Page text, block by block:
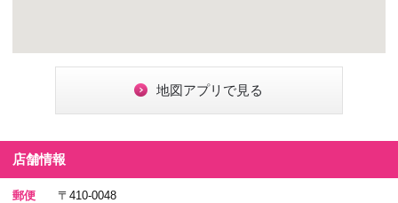
地図アプリで見る
店舗情報
郵便 〒410-0048